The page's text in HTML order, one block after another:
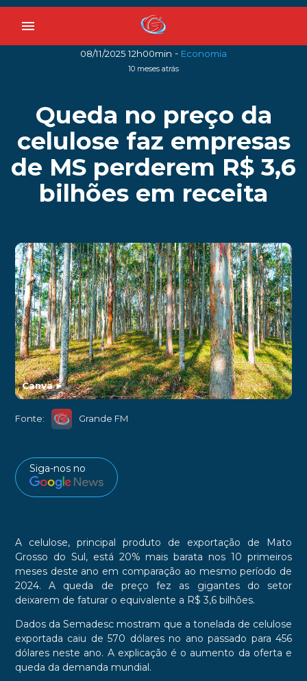
menu
08/11/2025 12h00min - Economia
10 meses atrás
Queda no preço da
celulose faz empresas
de MS perderem R$ 3,6
bilhões em receita
Canva►
Fonte: Grande FM
Siga-nos no
A celulose, principal produto de exportação de Mato
Grosso do Sul, está 20% mais barata nos 10 primeiros
meses deste ano em comparação ao mesmo período de
2024. A queda de preço fez as gigantes do setor
deixarem de faturar o equivalente a R$ 3,6 bilhões.
Dados da Semadesc mostram que a tonelada de celulose
exportada caiu de 570 dólares no ano passado para 456
dólares neste ano. A explicação é o aumento da oferta e
queda da demanda mundial.